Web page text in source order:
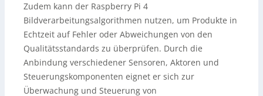
Zudem kann der Raspberry Pi 4
Bildverarbeitungsalgorithmen nutzen, um Produkte in
Echtzeit auf Fehler oder Abweichungen von den
Qualitätsstandards zu überprüfen. Durch die
Anbindung verschiedener Sensoren, Aktoren und
Steuerungskomponenten eignet er sich zur
Überwachung und Steuerung von